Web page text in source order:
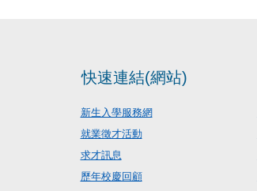
快速連結(網站)
新生入學服務網
就業徵才活動
求才訊息
歷年校慶回顧